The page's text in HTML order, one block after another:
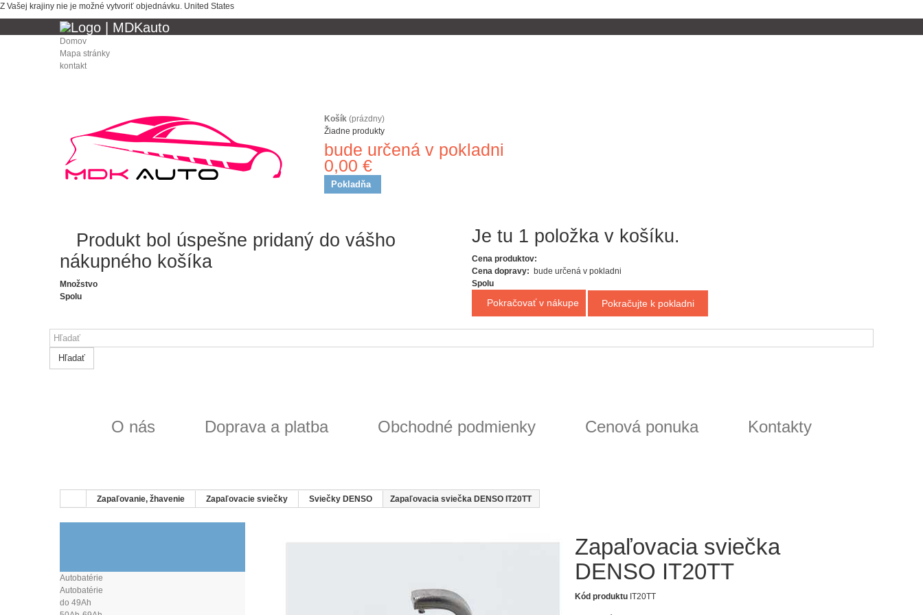
Z Vašej krajiny nie je možné vytvoriť objednávku. United States
Domov
Mapa stránky
kontakt
Košík (prázdny)
Žiadne produkty
bude určená v pokladni
0,00 €
Pokladňa
Produkt bol úspešne pridaný do vášho
nákupného košíka
Množstvo
Spolu
Je tu 1 položka v košíku.
Cena produktov:
Cena dopravy: bude určená v pokladni
Spolu
Pokračovať v nákupe Pokračujte k pokladni
Hľadať
O nás Doprava a platba Obchodné podmienky Cenová ponuka Kontakty
Zapaľovanie, žhavenie Zapaľovacie sviečky Sviečky DENSO Zapaľovacia sviečka DENSO IT20TT
Autobatérie
Autobatérie
do 49Ah
Zapaľovacia sviečka
DENSO IT20TT
Kód produktu IT20TT